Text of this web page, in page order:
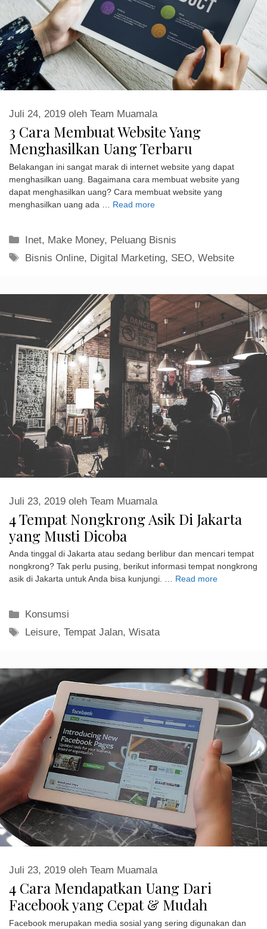
3 Cara Membuat Website Yang
Menghasilkan Uang Terbaru
Juli 24, 2019 oleh Team Muamala
Belakangan ini sangat marak di internet website yang dapat
menghasilkan uang. Bagaimana cara membuat website yang
dapat menghasilkan uang? Cara membuat website yang
menghasilkan uang ada …
Read more
Kategori
Inet, Make Money, Peluang Bisnis
Tag
Bisnis Online, Digital Marketing, SEO,Website
4 Tempat Nongkrong Asik Di Jakarta
yang Musti Dicoba
Juli 23, 2019 oleh Team Muamala
Anda tinggal di Jakarta atau sedang berlibur dan mencari tempat
nongkrong? Tak perlu pusing, berikut informasi tempat nongkrong
asik di Jakarta untuk Anda bisa kunjungi. … Read more
Kategori
Konsumsi
Tag
Leisure,Tempat Jalan,Wisata
4 Cara Mendapatkan Uang Dari
Facebook yang Cepat & Mudah
Juli 23, 2019 oleh Team Muamala
Facebook merupakan media sosial yang sering digunakan dan